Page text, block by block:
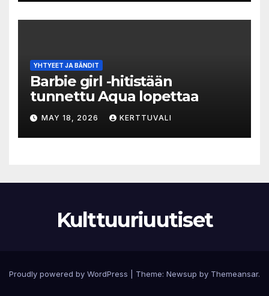
YHTYEET JA BÄNDIT
Barbie girl -hitistään
tunnettu Aqua lopettaa
MAY 18, 2026 KERTTUVALI
Kulttuuriuutiset
Proudly powered by WordPress Theme: Newsup by Themeansar.